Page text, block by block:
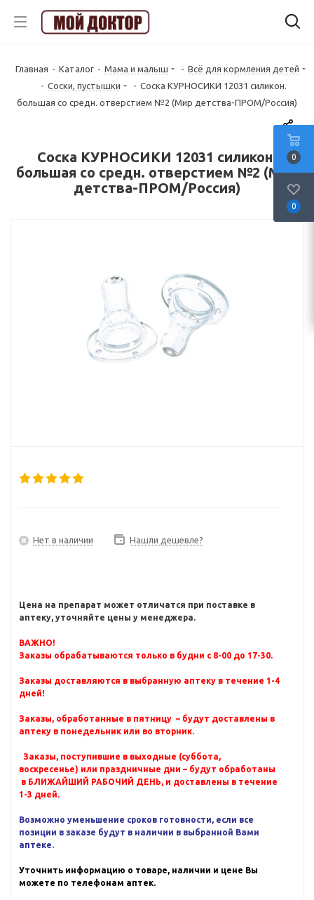
Главная - Каталог - Мама и малыш - Всё для кормления детей
- Соски, пустышки - Соска КУРНОСИКИ 12031 силикон.
большая со средн. отверстием №2 (Мир детства-ПРОМ/Россия)
Соска КУРНОСИКИ 12031 силикон.
большая со средн. отверстием №2 (Мир
детства-ПРОМ/Россия)
Нет в наличии Нашли дешевле?
Цена на препарат может отличатся при поставке в
аптеку, уточняйте цены у менеджера.
ВАЖНО!
Заказы обрабатываются только в будни с 8-00 до 17-30.
Заказы доставляются в выбранную аптеку в течение 1-4
дней!
Заказы, обработанные в пятницу – будут доставлены в
аптеку в понедельник или во вторник.
Заказы, поступившие в выходные (суббота,
воскресенье) или праздничные дни – будут обработаны
в БЛИЖАЙШИЙ РАБОЧИЙ ДЕНЬ, и доставлены в течение
1-3 дней.
Возможно уменьшение сроков готовности, если все
позиции в заказе будут в наличии в выбранной Вами
аптеке.
Уточнить информацию о товаре, наличии и цене Вы
можете по телефонам аптек.
0
0